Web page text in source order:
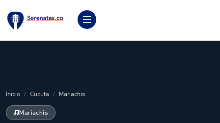
Inicio Cucuta Mariachis
Mariachis